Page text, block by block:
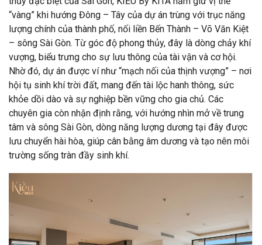
“vàng” khi hướng Đông – Tây của dự án trùng với trục năng
lượng chính của thành phố, nối liền Bến Thành – Võ Văn Kiệt
– sông Sài Gòn. Từ góc độ phong thủy, đây là dòng chảy khí
vượng, biểu trưng cho sự lưu thông của tài vận và cơ hội.
Nhờ đó, dự án được ví như “mạch nối của thịnh vượng” – nơi
hội tụ sinh khí trời đất, mang đến tài lộc hanh thông, sức
khỏe dồi dào và sự nghiệp bền vững cho gia chủ. Các
chuyên gia còn nhận định rằng, với hướng nhìn mở về trung
tâm và sông Sài Gòn, dòng năng lượng dương tại đây được
lưu chuyển hài hòa, giúp cân bằng âm dương và tạo nên môi
trường sống tràn đầy sinh khí.